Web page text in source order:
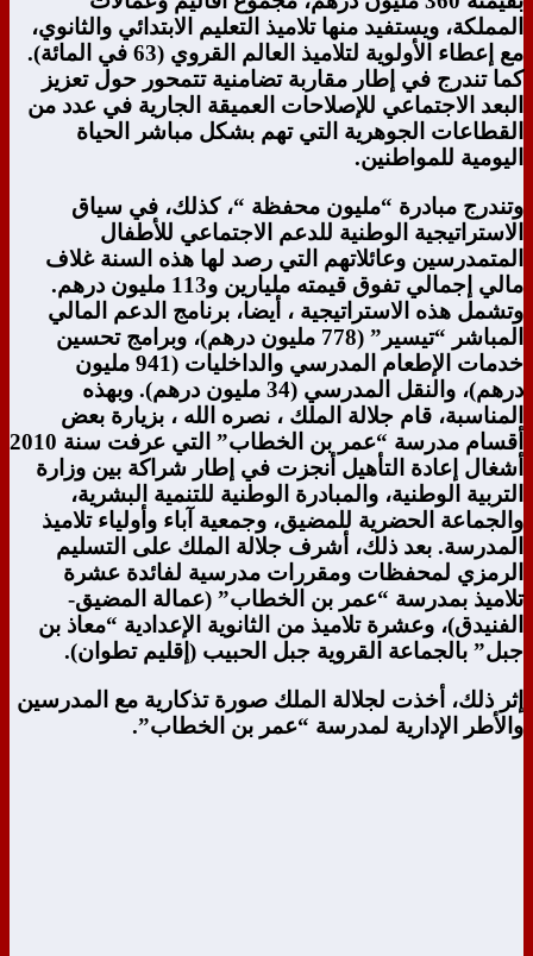
المملكة، ويستفيد منها تلاميذ التعليم الابتدائي والثانوي،
مع إعطاء الأولوية لتلاميذ العالم القروي (63 في المائة).
كما تندرج في إطار مقاربة تضامنية تتمحور حول تعزيز
البعد الاجتماعي للإصلاحات العميقة الجارية في عدد من
القطاعات الجوهرية التي تهم بشكل مباشر الحياة
اليومية للمواطنين.
وتندرج مبادرة “مليون محفظة “، كذلك، في سياق
الاستراتيجية الوطنية للدعم الاجتماعي للأطفال
المتمدرسين وعائلاتهم التي رصد لها هذه السنة غلاف
مالي إجمالي تفوق قيمته مليارين و113 مليون درهم.
وتشمل هذه الاستراتيجية ، أيضا، برنامج الدعم المالي
المباشر “تيسير” (778 مليون درهم)، وبرامج تحسين
خدمات الإطعام المدرسي والداخليات (941 مليون
درهم)، والنقل المدرسي (34 مليون درهم). وبهذه
المناسبة، قام جلالة الملك ، نصره الله ، بزيارة بعض
أقسام مدرسة “عمر بن الخطاب” التي عرفت سنة 2010
أشغال إعادة التأهيل أنجزت في إطار شراكة بين وزارة
التربية الوطنية، والمبادرة الوطنية للتنمية البشرية،
والجماعة الحضرية للمضيق، وجمعية آباء وأولياء تلاميذ
المدرسة. بعد ذلك، أشرف جلالة الملك على التسليم
الرمزي لمحفظات ومقررات مدرسية لفائدة عشرة
تلاميذ بمدرسة “عمر بن الخطاب” (عمالة المضيق-
الفنيدق)، وعشرة تلاميذ من الثانوية الإعدادية “معاذ بن
جبل” بالجماعة القروية جبل الحبيب (إقليم تطوان).
إثر ذلك، أخذت لجلالة الملك صورة تذكارية مع المدرسين
والأطر الإدارية لمدرسة “عمر بن الخطاب”.